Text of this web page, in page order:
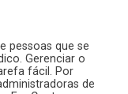
pessoas que se
Gerenciar o
fácil. Por
de